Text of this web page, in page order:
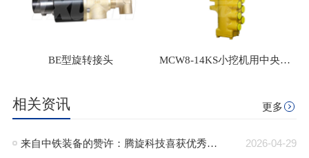
BE型旋转接头 MCW8-14KS小挖机用中央回转接头
相关资讯 更多
2026-04-29
来自中铁装备的赞许：腾旋科技喜获优秀供应商奖+质量标杆奖